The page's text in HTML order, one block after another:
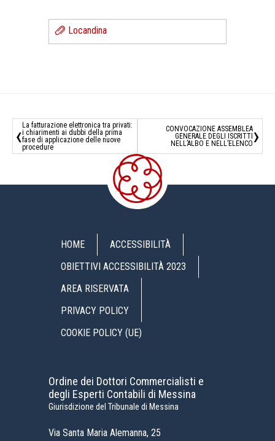
Locandina
‹ La fatturazione elettronica tra privati:
i chiarimenti ai dubbi della prima
fase di applicazione delle nuove
procedure
CONVOCAZIONE ASSEMBLEA
GENERALE DEGLI ISCRITTI
NELL’ALBO E NELL’ELENCO ›
HOME
ACCESSIBILITÀ
OBIETTIVI ACCESSIBILITÀ 2023
AREA RISERVATA
PRIVACY POLICY
COOKIE POLICY (UE)
Ordine dei Dottori Commercialisti e
degli Esperti Contabili di Messina
Giurisdizione del Tribunale di Messina
Via Santa Maria Alemanna, 25